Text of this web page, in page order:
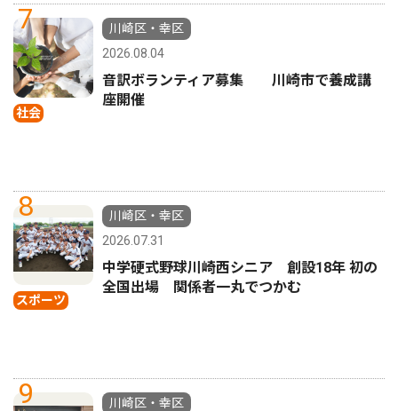
7
社会
川崎区・幸区
2026.08.04
音訳ボランティア募集 川崎市で養成講
座開催
8
スポーツ
川崎区・幸区
2026.07.31
中学硬式野球川崎西シニア 創設18年 初の
全国出場 関係者一丸でつかむ
9
川崎区・幸区